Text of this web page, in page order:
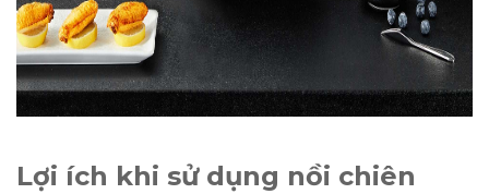
Lợi ích khi sử dụng nồi chiên